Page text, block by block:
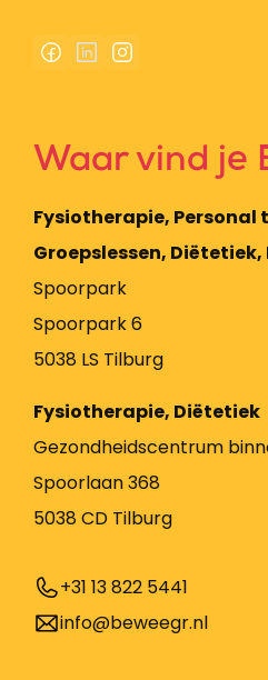
Waar vind je
Fysiotherapie, Personal
Groepslessen, Diëtetiek,
Spoorpark
Spoorpark 6
5038 LS Tilburg
Fysiotherapie, Diëtetiek
Gezondheidscentrum
Spoorlaan 368
5038 CD Tilburg
+31 13 822 5441
info@beweegr.nl